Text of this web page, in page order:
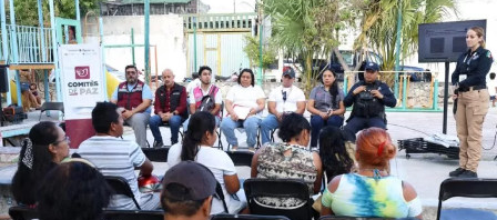
En la Supermanzana 200 se edificaron dos pozos sobre la
avenida Hacienda de Chunchucmil, mientras que en la
Supermanzana 201 se construyó uno más en la
intersección de las avenidas Hacienda de Chunchucmil y